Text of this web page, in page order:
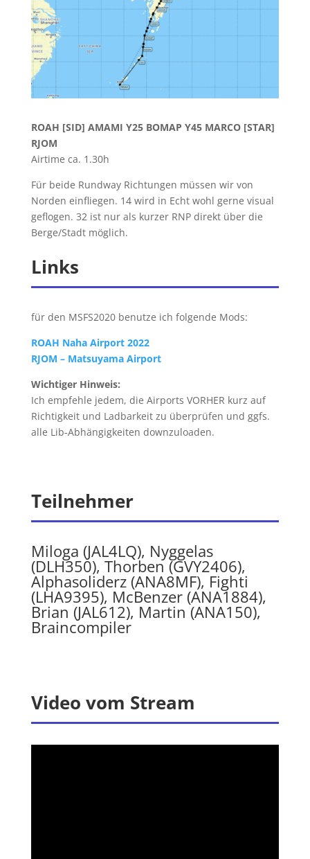
ROAH [SID] AMAMI Y25 BOMAP Y45 MARCO[STAR]
RJOM
Airtime ca. 1.30h
Für beide Rundway Richtungen müssen wir von
Norden einfliegen. 14 wird in Echt wohl gerne visual
geflogen. 32 ist nur als kurzer RNP direkt über die
Berge/Stadt möglich.
Links
für den MSFS2020 benutze ich folgende Mods:
ROAH Naha Airport 2022
RJOM – Matsuyama Airport
Wichtiger Hinweis:
Ich empfehle jedem, die Airports VORHER kurz auf
Richtigkeit und Ladbarkeit zu überprüfen und ggfs.
alle Lib-Abhängigkeiten downzuloaden.
Teilnehmer
Miloga (JAL4LQ), Nyggelas
(DLH350), Thorben (GVY2406),
Alphasoliderz (ANA8MF), Fighti
(LHA9395), McBenzer (ANA1884),
Brian (JAL612), Martin (ANA150),
Braincompiler
Video vom Stream